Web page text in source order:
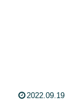
2022.09.19